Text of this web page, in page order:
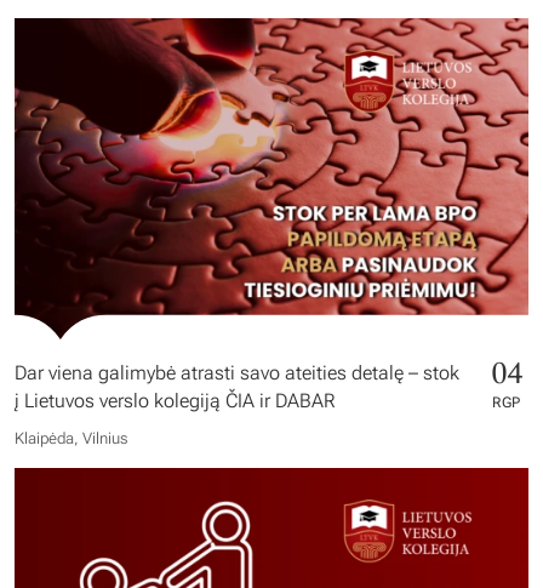
Dar viena galimybė atrasti savo ateities detalę – stok
į Lietuvos verslo kolegiją ČIA ir DABAR
04
RGP
Klaipėda, Vilnius